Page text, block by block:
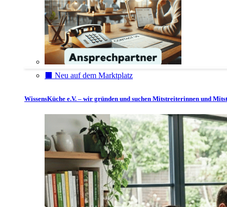
⬛️ Neu auf dem Marktplatz
WissensKüche e.V. – wir gründen und suchen Mitstreiterinnen und